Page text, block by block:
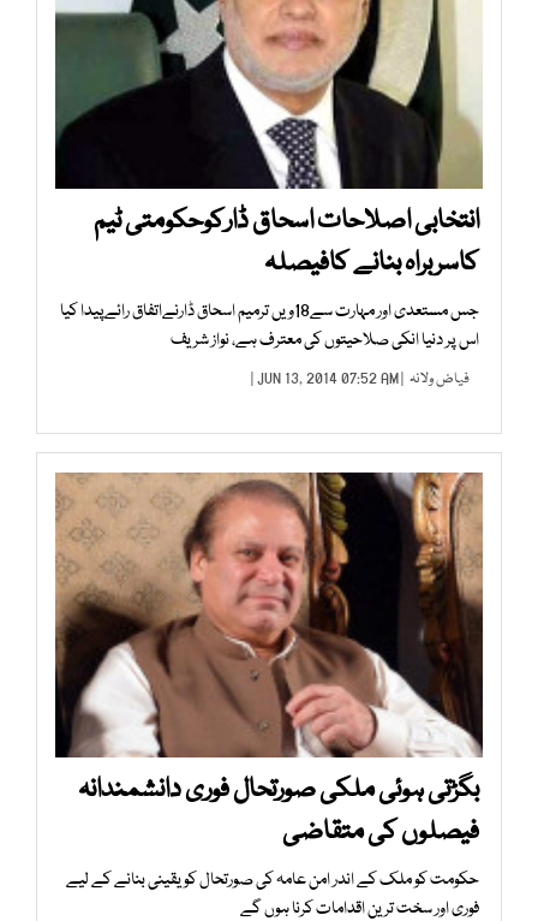
انتخابی اصلاحات اسحاق ڈارکوحکومتی ٹیم
کاسربراہ بنانے کافیصلہ
جس مستعدی اور مہارت سے18ویں ترمیم اسحاق ڈارنےاتفاق رائےپیدا کیا
اس پر دنیا انکی صلاحیتوں کی معترف ہے، نواز شریف
فیاض ولانہ | JUN 13, 2014 07:52 AM |
بگڑتی ہوئی ملکی صورتحال فوری دانشمندانہ
فیصلوں کی متقاضی
حکومت کو ملک کے اندر امن عامہ کی صورتحال کو یقینی بنانے کے لیے
فوری اور سخت ترین اقدامات کرنا ہوں گے